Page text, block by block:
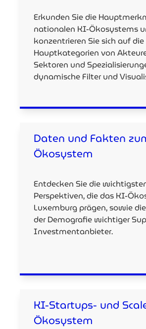
Erkunden Sie die
nationalen KI-Ökosystems
konzentrieren Sie sich auf die
Hauptkategorien von
Sektoren und
dynamische Filter und
Daten und Fakten
Ökosystem
Entdecken Sie die
Perspektiven, die das KI-
Luxemburg prägen, sowie
der Demografie wichtiger
Investmentanbieter.
KI-Startups- und
Ökosystem